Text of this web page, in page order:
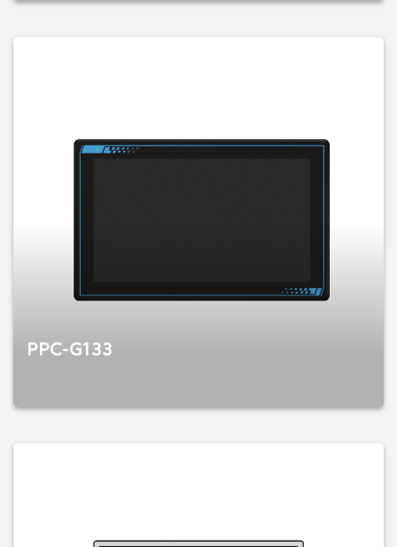
PPC-G133